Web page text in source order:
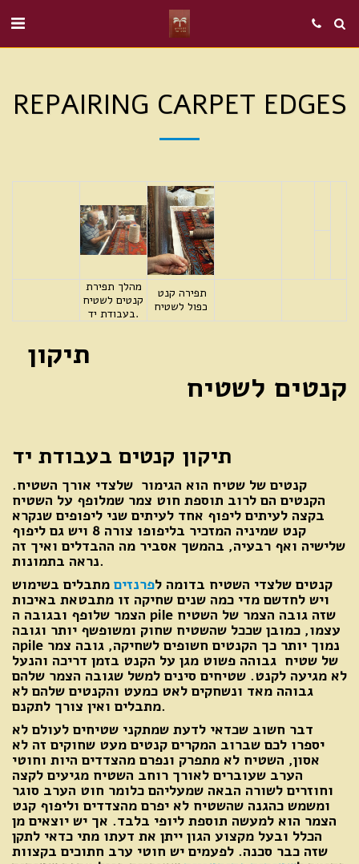
REPAIRING CARPET EDGES
מהלך תפירת
קנטים לשטיח
בעבודת יד.
כפול לשטיח
תיקון
קנטים לשטיח
קנטים של שטיח הוא הגימור שלצדי אורך השטיח.
הקנטים הם לרוב תוספת חוט צמר שמלופף על השטיח
בקצה לעיתים ליפוף אחד לעיתים שני ליפופים שנקרא
קנט שמיניה המזכיר בליפופו צורה 8 ויש גם ליפוף
שלישיה ואף רבעיה, בהמשך אסביר מה ההבדלים ואיך זה
נראה בתמונות.
קנטים שלצדי השטיח בדומה לפרנזים מתבלים בשימוש
ויש לחדשם מדי כמה שנים שחיקה זו מתבטאת באיכות
הצמר שלופף ובגובה ה pile שזה גובה הצמר של השטיח
עצמו, כמובן שככל שהשטיח שחוק ומשופשף יותר וגובה
הpile נמוך יותר כך הקנטים חשופים לשחיקה, גובה צמר
של שטיח גבוהה פשוט מגן על הקנט בזמן דריכה והנעל
לא מגיעה לקנט. שטיחים סינים למשל שגובה הצמר שלהם
גבוהה מאד ונשחקים לאט כמעט והקנטים שלהם לא
מתבלים ואין צורך לתקנם.
דבר חשוב שכדאי לדעת שמתקני שטיחים לעולם לא
יספרו לכם שברוב המקרים קנטים מעט שחוקים זה לא
אסון, השטיח לא מתפרק ונפרם מהצדדים היות וחוטי
הערב שעוברים לאורך רוחב השטיח מגיעים לקצה
וחוזרים לשורה הבאה שמעליהם כלומר חוט הערב סוגר
ומשמש כהגנה שהשטיח לא יפרם מהצדדים וליפוף קנט
הצמר הוא למעשה תוספת ליופי בלבד. אך יש יוצאים מן
הכלל ובעל מקצוע הגון ייתן את דעתו מתי כדאי לתקן
שזה כבר סכנה. לפעמים יש חוטי ערב חתוכים בקצוות